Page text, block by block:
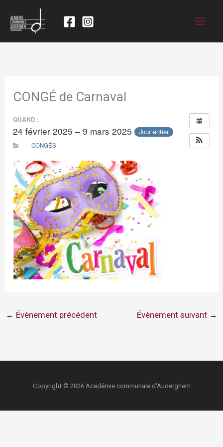
CONGÉ de Carnaval
QUAND :
24 février 2025 – 9 mars 2025 Jour entier
CONGÉS
← Évènement précédent Évènement suivant →
Copyright © 2026 Académie communale d'Auderghem